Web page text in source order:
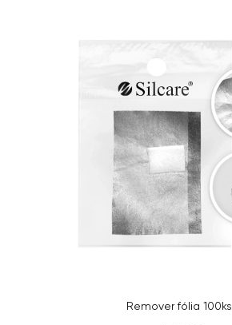
Remover fólia 100ks